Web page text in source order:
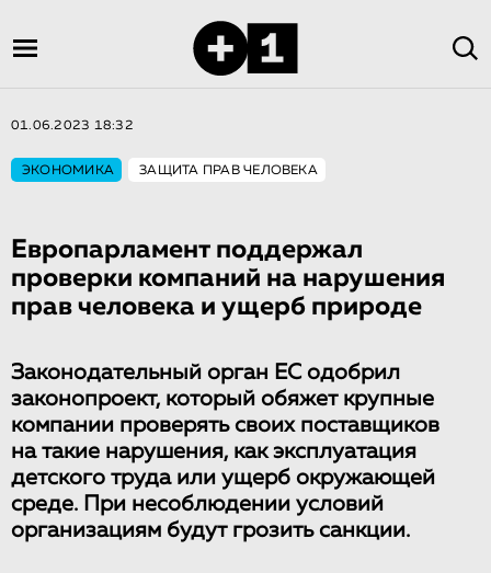
01.06.2023 18:32
ЭКОНОМИКА ЗАЩИТА ПРАВ ЧЕЛОВЕКА
Европарламент поддержал
проверки компаний на нарушения
прав человека и ущерб природе
Законодательный орган ЕС одобрил
законопроект, который обяжет крупные
компании проверять своих поставщиков
на такие нарушения, как эксплуатация
детского труда или ущерб окружающей
среде. При несоблюдении условий
организациям будут грозить санкции.